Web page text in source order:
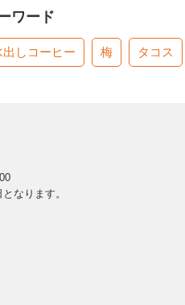
ワード
出しコーヒー 梅 タコス
なります。